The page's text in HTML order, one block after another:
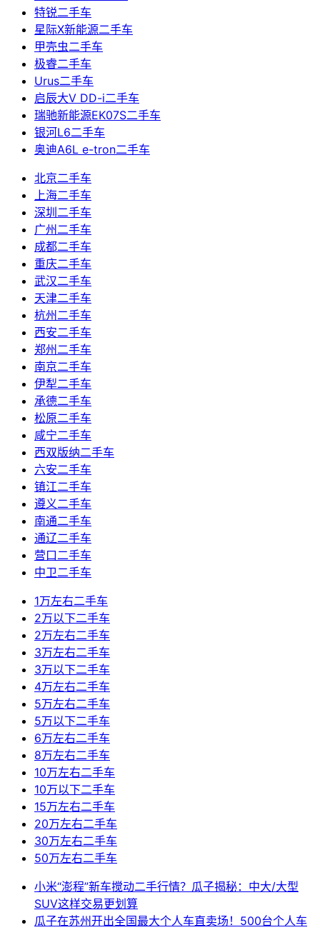
特锐二手车
星际X新能源二手车
甲壳虫二手车
极睿二手车
Urus二手车
启辰大V DD-i二手车
瑞驰新能源EK07S二手车
银河L6二手车
奥迪A6L e-tron二手车
北京二手车
上海二手车
深圳二手车
广州二手车
成都二手车
重庆二手车
武汉二手车
天津二手车
杭州二手车
西安二手车
郑州二手车
南京二手车
伊犁二手车
承德二手车
松原二手车
咸宁二手车
西双版纳二手车
六安二手车
镇江二手车
遵义二手车
南通二手车
通辽二手车
营口二手车
中卫二手车
1万左右二手车
2万以下二手车
2万左右二手车
3万左右二手车
3万以下二手车
4万左右二手车
5万左右二手车
5万以下二手车
6万左右二手车
8万左右二手车
10万左右二手车
10万以下二手车
15万左右二手车
20万左右二手车
30万左右二手车
50万左右二手车
小米“澎程”新车搅动二手行情？瓜子揭秘：中大/大型
SUV这样交易更划算
瓜子在苏州开出全国最大个人车直卖场！500台个人车